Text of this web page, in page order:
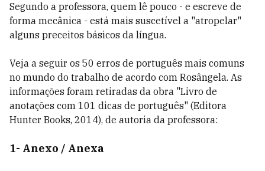
Segundo a professora, quem lê pouco - e escreve de
forma mecânica - está mais suscetível a "atropelar"
alguns preceitos básicos da língua.
Veja a seguir os 50 erros de português mais comuns
no mundo do trabalho de acordo com Rosângela. As
informações foram retiradas da obra "Livro de
anotações com 101 dicas de português" (Editora
Hunter Books, 2014), de autoria da professora:
1- Anexo / Anexa